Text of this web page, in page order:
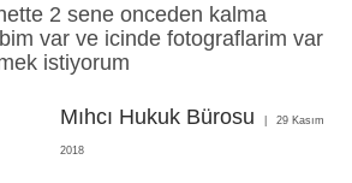
2 sene onceden kalma
var ve icinde fotograflarim var
istiyorum
Mıhcı Hukuk Bürosu 29 Kasım
2018